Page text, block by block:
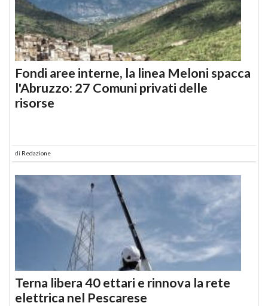
Fondi aree interne, la linea Meloni spacca
l'Abruzzo: 27 Comuni privati delle
risorse
di Redazione
Terna libera 40 ettari e rinnova la rete
elettrica nel Pescarese